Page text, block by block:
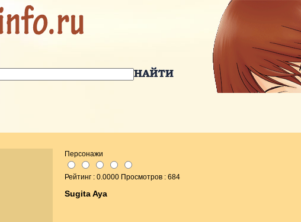
Персонажи
Рейтинг : 0.0000 Просмотров : 684
Sugita Aya